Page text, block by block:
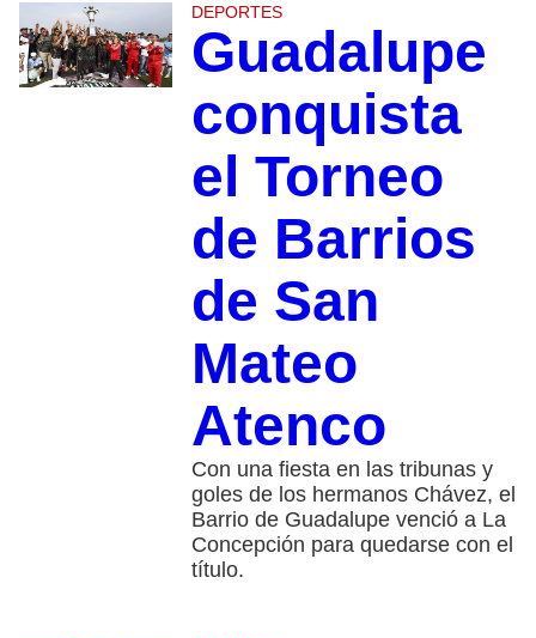
DEPORTES
Guadalupe
conquista
el Torneo
de Barrios
de San
Mateo
Atenco
Con una fiesta en las tribunas y
goles de los hermanos Chávez, el
Barrio de Guadalupe venció a La
Concepción para quedarse con el
título.